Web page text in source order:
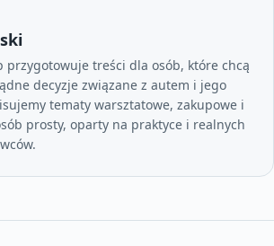
przygotowuje treści dla osób, które chcą
decyzje związane z autem i jego
tematy warsztatowe, zakupowe i
prosty, oparty na praktyce i realnych